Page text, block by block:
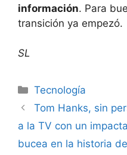
información. Para
transición ya empezó.
SL
Tecnología
Tom Hanks, sin
a la TV con un
bucea en la historia